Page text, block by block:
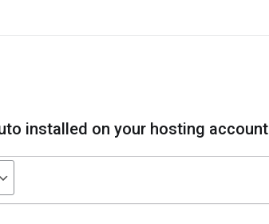
installed on your hosting account